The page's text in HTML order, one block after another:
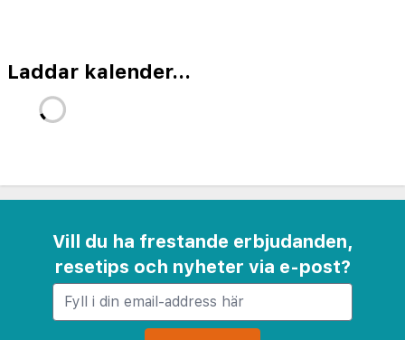
Om du reser från Arlanda eller Köpenhamn, går
och andra dagar till Gazipasa flygplats. Väljer du
Laddar kalender...
Vill du ha frestande erbjudanden,
resetips och nyheter via e-post?